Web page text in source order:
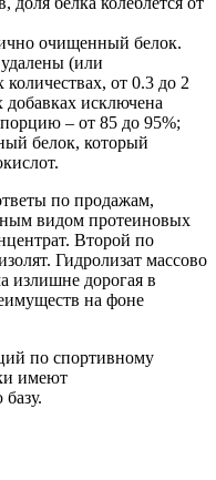
очищенный белок.
(или
от 0.3 до 2
исключена
– от 85 до 95%;
белок, который
по продажам,
видом протеиновых
Второй по
Гидролизат массово
излишне дорогая в
на фоне
по спортивному
имеют